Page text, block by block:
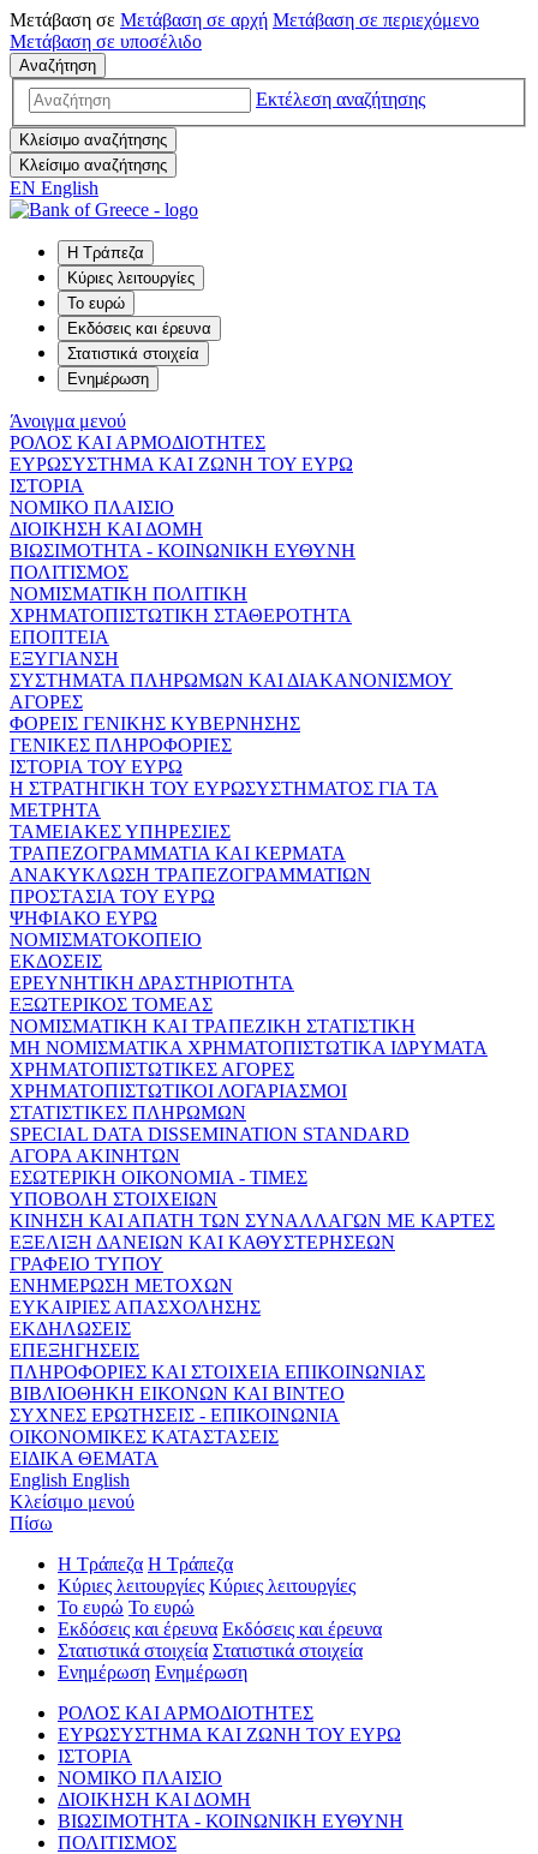
Μετάβαση σε Μετάβαση σε αρχή Μετάβαση σε περιεχόμενο
Μετάβαση σε υποσέλιδο
Αναζήτηση
Εκτέλεση αναζήτησης
Κλείσιμο αναζήτησης
Κλείσιμο αναζήτησης
EN English
Η Τράπεζα
Κύριες λειτουργίες
Το ευρώ
Εκδόσεις και έρευνα
Στατιστικά στοιχεία
Ενημέρωση
Άνοιγμα μενού
ΡΟΛΟΣ ΚΑΙ ΑΡΜΟΔΙΟΤΗΤΕΣ
ΕΥΡΩΣΥΣΤΗΜΑ ΚΑΙ ΖΩΝΗ ΤΟΥ ΕΥΡΩ
ΙΣΤΟΡΙΑ
ΝΟΜΙΚΟ ΠΛΑΙΣΙΟ
ΔΙΟΙΚΗΣΗ ΚΑΙ ΔΟΜΗ
ΒΙΩΣΙΜΟΤΗΤΑ - ΚΟΙΝΩΝΙΚΗ ΕΥΘΥΝΗ
ΠΟΛΙΤΙΣΜΟΣ
ΝΟΜΙΣΜΑΤΙΚΗ ΠΟΛΙΤΙΚΗ
ΧΡΗΜΑΤΟΠΙΣΤΩΤΙΚΗ ΣΤΑΘΕΡΟΤΗΤΑ
ΕΠΟΠΤΕΙΑ
ΕΞΥΓΙΑΝΣΗ
ΣΥΣΤΗΜΑΤΑ ΠΛΗΡΩΜΩΝ ΚΑΙ ΔΙΑΚΑΝΟΝΙΣΜΟΥ
ΑΓΟΡΕΣ
ΦΟΡΕΙΣ ΓΕΝΙΚΗΣ ΚΥΒΕΡΝΗΣΗΣ
ΓΕΝΙΚΕΣ ΠΛΗΡΟΦΟΡΙΕΣ
ΙΣΤΟΡΙΑ ΤΟΥ ΕΥΡΩ
Η ΣΤΡΑΤΗΓΙΚΗ ΤΟΥ ΕΥΡΩΣΥΣΤΗΜΑΤΟΣ ΓΙΑ ΤΑ
ΜΕΤΡΗΤΑ
ΤΑΜΕΙΑΚΕΣ ΥΠΗΡΕΣΙΕΣ
ΤΡΑΠΕΖΟΓΡΑΜΜΑΤΙΑ ΚΑΙ ΚΕΡΜΑΤΑ
ΑΝΑΚΥΚΛΩΣΗ ΤΡΑΠΕΖΟΓΡΑΜΜΑΤΙΩΝ
ΠΡΟΣΤΑΣΙΑ ΤΟΥ ΕΥΡΩ
ΨΗΦΙΑΚΟ ΕΥΡΩ
ΝΟΜΙΣΜΑΤΟΚΟΠΕΙΟ
ΕΚΔΟΣΕΙΣ
ΕΡΕΥΝΗΤΙΚΗ ΔΡΑΣΤΗΡΙΟΤΗΤΑ
ΕΞΩΤΕΡΙΚΟΣ ΤΟΜΕΑΣ
ΝΟΜΙΣΜΑΤΙΚΗ ΚΑΙ ΤΡΑΠΕΖΙΚΗ ΣΤΑΤΙΣΤΙΚΗ
ΜΗ ΝΟΜΙΣΜΑΤΙΚΑ ΧΡΗΜΑΤΟΠΙΣΤΩΤΙΚΑ ΙΔΡΥΜΑΤΑ
ΧΡΗΜΑΤΟΠΙΣΤΩΤΙΚΕΣ ΑΓΟΡΕΣ
ΧΡΗΜΑΤΟΠΙΣΤΩΤΙΚΟΙ ΛΟΓΑΡΙΑΣΜΟΙ
ΣΤΑΤΙΣΤΙΚΕΣ ΠΛΗΡΩΜΩΝ
SPECIAL DATA DISSEMINATION STANDARD
ΑΓΟΡΑ ΑΚΙΝΗΤΩΝ
ΕΣΩΤΕΡΙΚΗ ΟΙΚΟΝΟΜΙΑ - ΤΙΜΕΣ
ΥΠΟΒΟΛΗ ΣΤΟΙΧΕΙΩΝ
ΚΙΝΗΣΗ ΚΑΙ ΑΠΑΤΗ ΤΩΝ ΣΥΝΑΛΛΑΓΩΝ ΜΕ ΚΑΡΤΕΣ
ΕΞΕΛΙΞΗ ΔΑΝΕΙΩΝ ΚΑΙ ΚΑΘΥΣΤΕΡΗΣΕΩΝ
ΓΡΑΦΕΙΟ ΤΥΠΟΥ
ΕΝΗΜΕΡΩΣΗ ΜΕΤΟΧΩΝ
ΕΥΚΑΙΡΙΕΣ ΑΠΑΣΧΟΛΗΣΗΣ
ΕΚΔΗΛΩΣΕΙΣ
ΕΠΕΞΗΓΗΣΕΙΣ
ΠΛΗΡΟΦΟΡΙΕΣ ΚΑΙ ΣΤΟΙΧΕΙΑ ΕΠΙΚΟΙΝΩΝΙΑΣ
ΒΙΒΛΙΟΘΗΚΗ ΕΙΚΟΝΩΝ ΚΑΙ ΒΙΝΤΕΟ
ΣΥΧΝΕΣ ΕΡΩΤΗΣΕΙΣ - ΕΠΙΚΟΙΝΩΝΙΑ
ΟΙΚΟΝΟΜΙΚΕΣ ΚΑΤΑΣΤΑΣΕΙΣ
ΕΙΔΙΚΑ ΘΕΜΑΤΑ
English English
Κλείσιμο μενού
Πίσω
Η Τράπεζα Η Τράπεζα
Κύριες λειτουργίες Κύριες λειτουργίες
Το ευρώ Το ευρώ
Εκδόσεις και έρευνα Εκδόσεις και έρευνα
Στατιστικά στοιχεία Στατιστικά στοιχεία
Ενημέρωση Ενημέρωση
ΡΟΛΟΣ ΚΑΙ ΑΡΜΟΔΙΟΤΗΤΕΣ
ΕΥΡΩΣΥΣΤΗΜΑ ΚΑΙ ΖΩΝΗ ΤΟΥ ΕΥΡΩ
ΙΣΤΟΡΙΑ
ΝΟΜΙΚΟ ΠΛΑΙΣΙΟ
ΔΙΟΙΚΗΣΗ ΚΑΙ ΔΟΜΗ
ΒΙΩΣΙΜΟΤΗΤΑ - ΚΟΙΝΩΝΙΚΗ ΕΥΘΥΝΗ
ΠΟΛΙΤΙΣΜΟΣ